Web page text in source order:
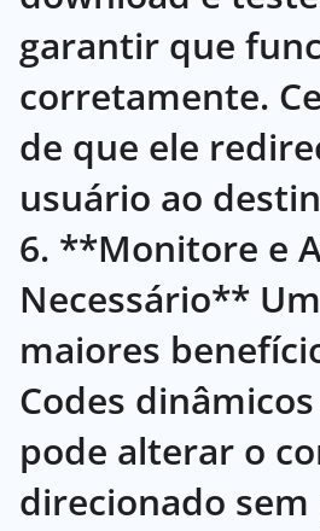
garantir que
corretamente.
de que ele
usuário ao
6. **Monitore e
Necessário**
maiores
Codes
pode alterar o
direcionado